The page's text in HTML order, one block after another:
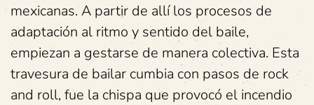
mexicanas. A partir de allí los procesos de
adaptación al ritmo y sentido del baile,
empiezan a gestarse de manera colectiva. Esta
travesura de bailar cumbia con pasos de rock
and roll, fue la chispa que provocó el incendio